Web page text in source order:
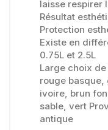
laisse respirer
Résultat
Protection
Existe en
0.75L et 2.5L
Large choix
rouge basque,
ivoire, brun
sable, vert
antique